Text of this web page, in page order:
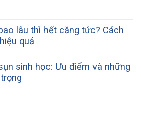
lâu thì hết căng tức? Cách
quả
sinh học: Ưu điểm và những